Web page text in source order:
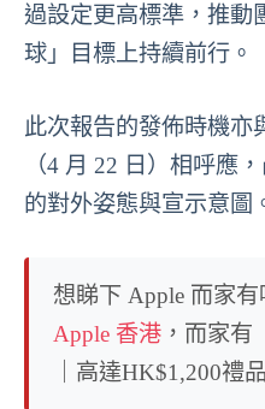
過設定更高標準，推動
球」目標上持續前行。
此次報告的發佈時機亦
（4 月 22 日）相呼應
的對外姿態與宣示意圖
想睇下 Apple 而家
Apple 香港 ，而家有
｜高達HK$1,200禮